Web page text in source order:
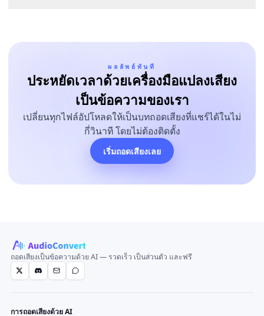
ผลลัพธ์ทันที
ประหยัดเวลาด้วยเครื่องมือแปลงเสียง
เป็นข้อความของเรา
เปลี่ยนทุกไฟล์อัปโหลดให้เป็นบทถอดเสียงที่แชร์ได้ในไม่
กี่วินาที โดยไม่ต้องติดตั้ง
เริ่มถอดเสียงเลย
ถอดเสียงเป็นข้อความด้วย AI — รวดเร็ว เป็นส่วนตัว และฟรี
การถอดเสียงด้วย AI